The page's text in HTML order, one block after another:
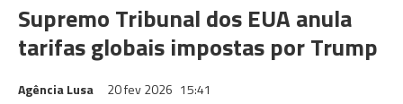
Supremo Tribunal dos EUA anula
tarifas globais impostas por Trump
Agência Lusa 20 fev 2026 15:41